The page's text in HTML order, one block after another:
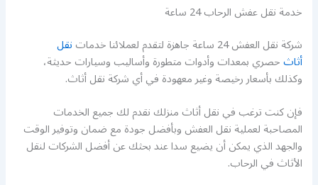
خدمة نقل عفش الرحاب 24 ساعة
شركة نقل العفش 24 ساعة جاهزة لتقدم لعملائنا خدمات
نقل
أثاثحصري بمعدات وأدوات متطورة وأساليب وسيارات حديثة،
وكذلك بأسعار رخيصة وغير معهودة في أي شركة نقل أثاث.
فإن كنت ترغب في نقل أثاث منزلك نقدم لك جميع الخدمات
المصاحبة لعملية نقل العفش وبأفضل جودة مع ضمان وتوفير الوقت
والجهد الذي يمكن أن يضيع سدا عند بحثك عن أفضل الشركات لنقل
الأثاث في الرحاب.